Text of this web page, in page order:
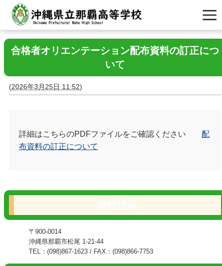
合格者オリエンテーション配布資料の訂正につ
いて
(2026年3月25日 11:52)
詳細はこちらのPDFファイルをご確認ください 配
布資料の訂正について
〒900-0014
沖縄県那覇市松尾 1-21-44
TEL：(098)867-1623 / FAX：(098)866-7753